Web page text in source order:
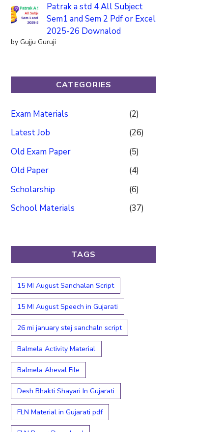
Patrak a std 4 All Subject
Sem1 and Sem 2 Pdf or Excel
2025-26 Downalod
by Gujju Guruji
CATEGORIES
Exam Materials
(2)
Latest Job
(26)
Old Exam Paper
(5)
Old Paper
(4)
Scholarship
(6)
School Materials
(37)
TAGS
15 MI August Sanchalan Script
15 MI August Speech in Gujarati
26 mi january stej sanchaln script
Balmela Activity Material
Balmela Aheval File
Desh Bhakti Shayari In Gujarati
FLN Material in Gujarati pdf